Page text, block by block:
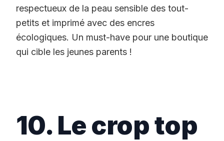
respectueux de la peau sensible des tout-
petits et imprimé avec des encres
écologiques. Un must-have pour une boutique
qui cible les jeunes parents !
10. Le crop top